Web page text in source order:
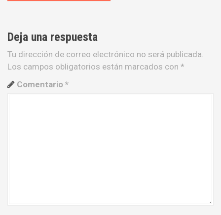
g
a
c
i
Deja una respuesta
Tu dirección de correo electrónico no será publicada.
Los campos obligatorios están marcados con *
Comentario *